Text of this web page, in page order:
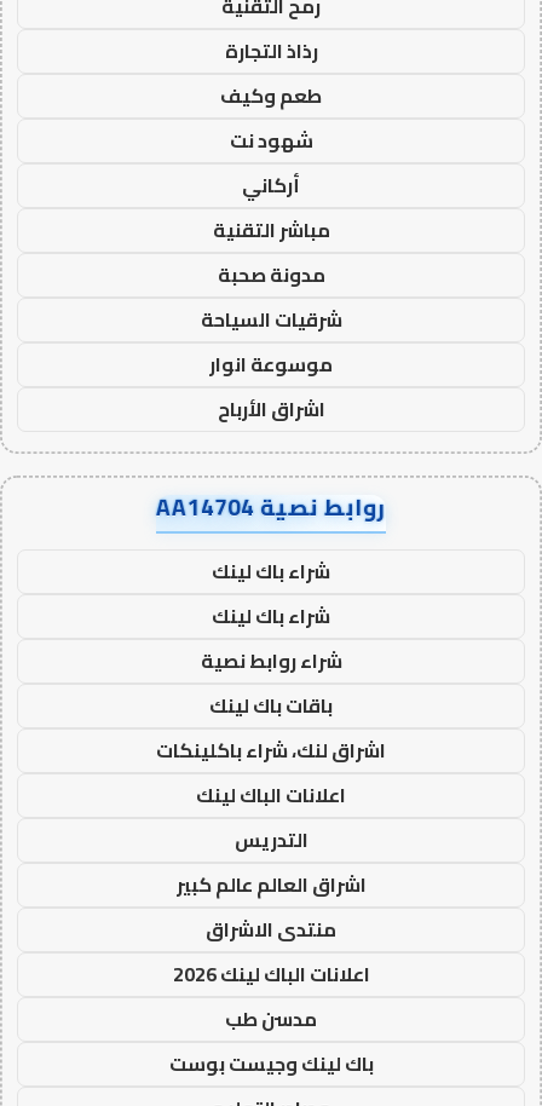
رذاذ التجارة
طعم وكيف
شهود نت
أركاني
مباشر التقنية
مدونة صحبة
شرقيات السياحة
موسوعة انوار
اشراق الأرباح
روابط نصية AA14704
شراء باك لينك
شراء باك لينك
شراء روابط نصية
باقات باك لينك
اشراق لنك، شراء باكلينكات
اعلانات الباك لينك
التدريس
اشراق العالم عالم كبير
منتدى الاشراق
اعلانات الباك لينك 2026
مدسن طب
باك لينك وجيست بوست